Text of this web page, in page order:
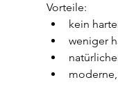
Vorteile:
kein
weniger